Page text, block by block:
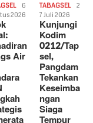
6
2026
Air
TABAGSEL
2
7 Juli 2026
Kunjungi
Kodim
0212/Tap
sel,
Pangdam
Tekankan
Keseimba
ngan
Siaga